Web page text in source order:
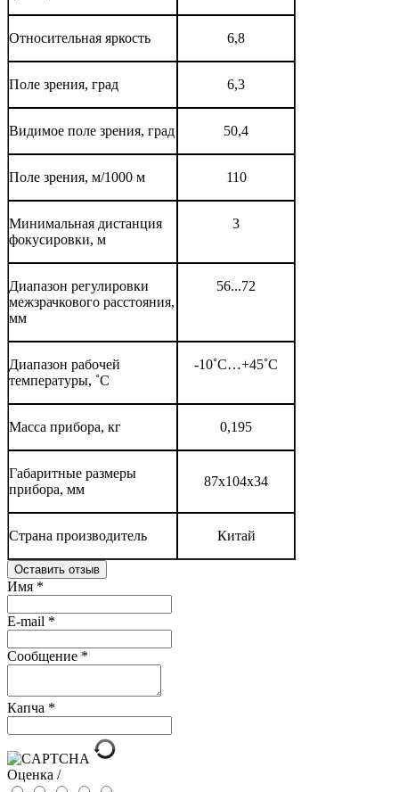
Относительная яркость 6,8
Поле зрения, град 6,3
Видимое поле зрения, град 50,4
Поле зрения, м/1000 м 110
Минимальная дистанция
фокусировки, м
3
Диапазон регулировки
межзрачкового расстояния,
мм
56...72
Диапазон рабочей
температуры, ˚С
-10˚С…+45˚С
Масса прибора, кг 0,195
Габаритные размеры
прибора, мм
87х104х34
Страна производитель Китай
Оставить отзыв
Имя *
E-mail *
Сообщение *
Капча *
Оценка /